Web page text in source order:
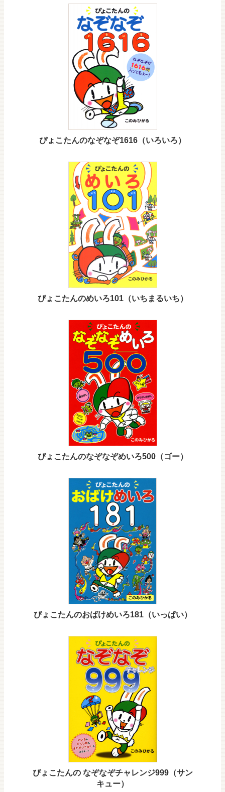
ぴょこたんのなぞなぞ1616（いろいろ）
ぴょこたんのめいろ101（いちまるいち）
ぴょこたんのなぞなぞめいろ500（ゴー）
ぴょこたんのおばけめいろ181（いっぱい）
ぴょこたんの なぞなぞチャレンジ999（サン
キュー）